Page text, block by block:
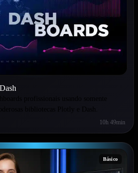
profissionais usando somente
bibliotecas Plotly e Dash.
10h 49min
Básico